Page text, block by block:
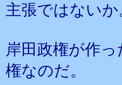
主張ではないか
岸田政権が作
権なのだ。